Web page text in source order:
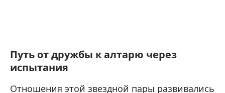
Путь от дружбы к алтарю через
испытания
Отношения этой звездной пары развивались